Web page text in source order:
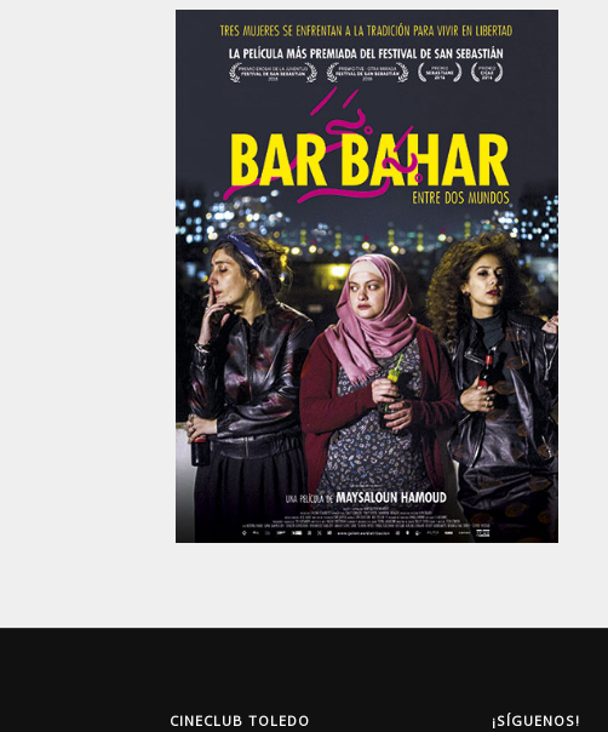
CINECLUB TOLEDO ¡SÍGUENOS!